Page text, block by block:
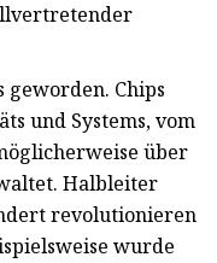
Chips
und Systems, vom
über
Halbleiter
revolutionieren
wurde